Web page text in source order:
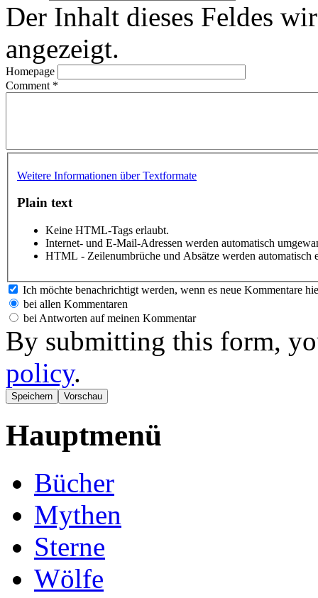
Der Inhalt dieses Feldes
angezeigt.
Homepage
Comment *
Weitere Informationen über Textformate
Plain text
Keine HTML-Tags erlaubt.
Internet- und E-Mail-Adressen werden automatisch
HTML - Zeilenumbrüche und Absätze werden automatisch
Ich möchte benachrichtigt werden, wenn es neue Kommentare
bei allen Kommentaren
bei Antworten auf meinen Kommentar
By submitting this form,
policy.
Hauptmenü
Bücher
Mythen
Sterne
Wölfe